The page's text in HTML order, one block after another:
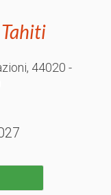
, 44020 -